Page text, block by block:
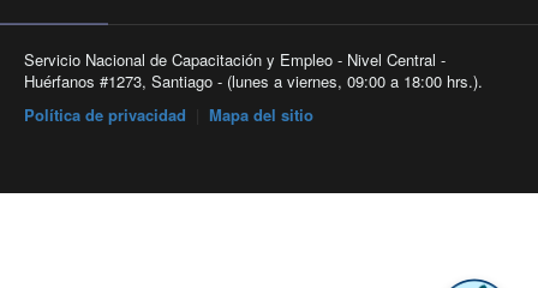
Servicio Nacional de Capacitación y Empleo - Nivel Central -
Huérfanos #1273, Santiago - (lunes a viernes, 09:00 a 18:00 hrs.).
Política de privacidad
Mapa del sitio